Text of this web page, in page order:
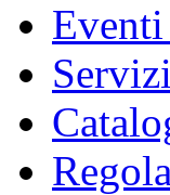
Servizi